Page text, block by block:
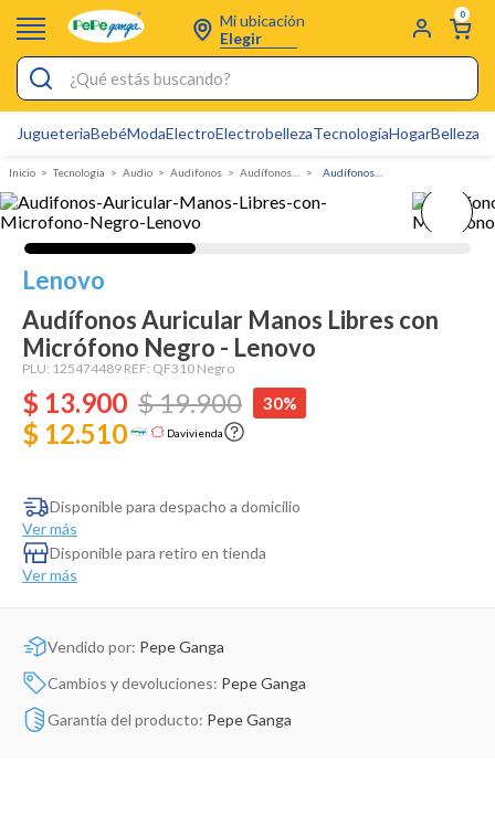
Mi ubicación
Elegir
0
¿Qué estás buscando?
JugueteriaBebéModaElectroElectrobellezaTecnologíaHogarBelleza
Tecnologia Audio Audifonos Audífonos con cable
Lenovo
Audífonos Auricular Manos Libres con
Micrófono Negro - Lenovo
PLU: 125474489 REF: QF310 Negro
$ 13.900 $19.900 30%
$ 12.510 Davivienda
Disponible para despacho a domicilio
Ver más
Disponible para retiro en tienda
Ver más
Vendido por: Pepe Ganga
Cambios y devoluciones: Pepe Ganga
Garantía del producto: Pepe Ganga
Pijamas
Electro
Figuras Toy Story
Carters
Cartas Pokemon
Silla Mecedora Bebé
Bebes
Dinosaurio Juguete